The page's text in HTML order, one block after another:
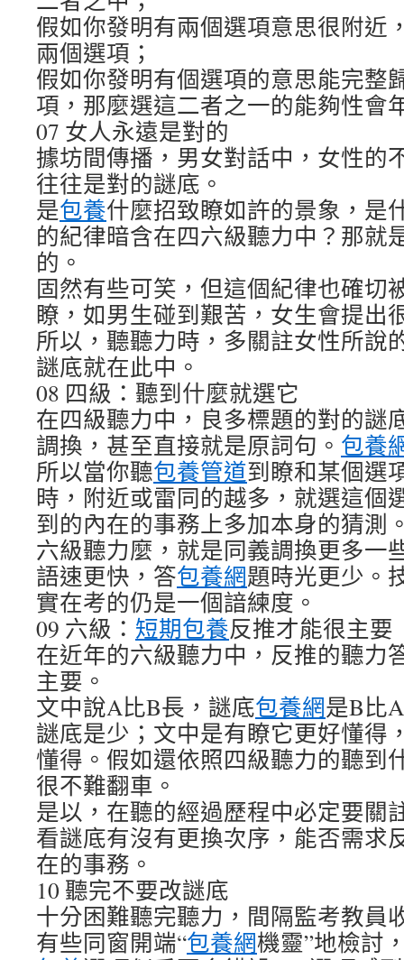
假如你發明有兩個選項意思很附近
兩個選項；
假如你發明有個選項的意思能完整
項，那麼選這二者之一的能夠性會
07 女人永遠是對的
據坊間傳播，男女對話中，女性的
往往是對的謎底。
是包養什麼招致瞭如許的景象，是
的紀律暗含在四六級聽力中？那就
的。
固然有些可笑，但這個紀律也確切
瞭，如男生碰到艱苦，女生會提出
所以，聽聽力時，多關註女性所說
謎底就在此中。
08 四級：聽到什麼就選它
在四級聽力中，良多標題的對的謎
調換，甚至直接就是原詞句。 包養
所以當你聽包養管道到瞭和某個選
時，附近或雷同的越多，就選這個
到的內在的事務上多加本身的猜測
六級聽力麼，就是同義調換更多一
語速更快，答包養網題時光更少。
實在考的仍是一個諳練度。
09 六級： 短期包養反推才能很主要
在近年的六級聽力中，反推的聽力
主要。
文中說A比B長，謎底包養網是B比
謎底是少；文中是有瞭它更好懂得
懂得。假如還依照四級聽力的聽到
很不難翻車。
是以，在聽的經過歷程中必定要關
看謎底有沒有更換次序，能否需求
在的事務。
10 聽完不要改謎底
十分困難聽完聽力，間隔監考教員
有些同窗開端“包養網機靈”地檢討